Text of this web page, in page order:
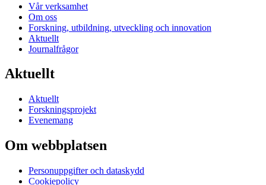
Vår verksamhet
Om oss
Forskning, utbildning, utveckling och innovation
Aktuellt
Journalfrågor
Aktuellt
Aktuellt
Forskningsprojekt
Evenemang
Om webbplatsen
Personuppgifter och dataskydd
Cookiepolicy